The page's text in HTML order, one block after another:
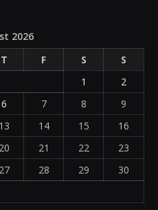
2026
T F S
S
1
2
6 7 8
9
13 14 15
16
20 21 22
23
27 28 29
30